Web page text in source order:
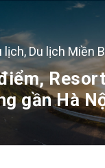
lịch,Du lịch Miền
gần Hà